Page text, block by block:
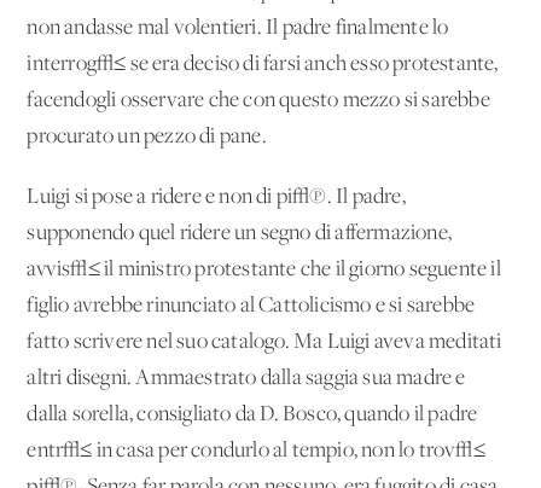
non andasse mal volentieri. Il padre finalmente lo
interrog√≤ se era deciso di farsi anch'esso protestante,
facendogli osservare che con questo mezzo si sarebbe
procurato un pezzo di pane.
Luigi si pose a ridere e non di pi√π. Il padre,
supponendo quel ridere un segno di affermazione,
avvis√≤ il ministro protestante che il giorno seguente il
figlio avrebbe rinunciato al Cattolicismo e si sarebbe
fatto scrivere nel suo catalogo. Ma Luigi aveva meditati
altri disegni. Ammaestrato dalla saggia sua madre e
dalla sorella, consigliato da D. Bosco, quando il padre
entr√≤ in casa per condurlo al tempio, non lo trov√≤